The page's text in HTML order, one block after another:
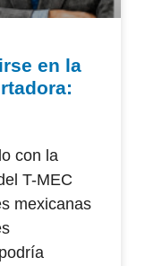
en la
con la
T-MEC
mexicanas